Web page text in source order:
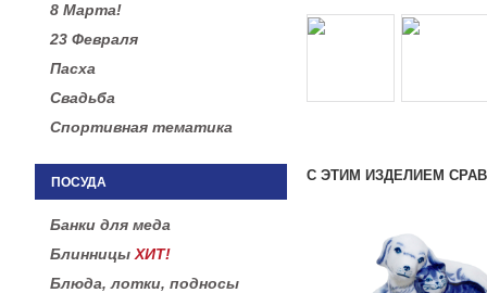
8 Марта!
23 Февраля
Пасха
Свадьба
Спортивная тематика
ПОСУДА
Банки для меда
Блинницы ХИТ!
Блюда, лотки, подносы
С ЭТИМ ИЗДЕЛИЕМ